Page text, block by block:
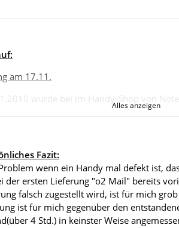
am 17.11.
wurde bei im Handy-Shop von
zum Preis von 467,90€ brutto bestellt.
es war auch „o2 Mail“ bereits
nicht sein kann. Die Rücksendung
und Telefongespräch am 19.11
wurde mit den Herrn T., W.
19.11 ein Umtausch wegen angeblicher
Alles anzeigen
Fazit:
wenn ein Handy mal defekt ist,
der ersten Lieferung "o2 Mail" bereits
falsch zugestellt wird, ist für mich
ist für mich gegenüber den
4 Std.) in keinster Weise